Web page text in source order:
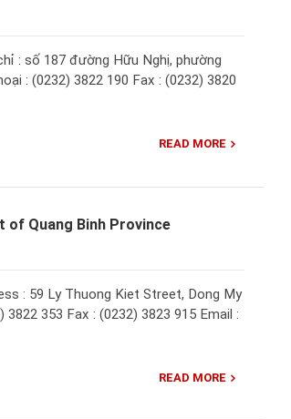
: số 187 đường Hữu Nghị, phường
: (0232) 3822 190 Fax : (0232) 3820
READ MORE
Quang Binh Province
: 59 Ly Thuong Kiet Street, Dong My
353 Fax : (0232) 3823 915 Email :
READ MORE